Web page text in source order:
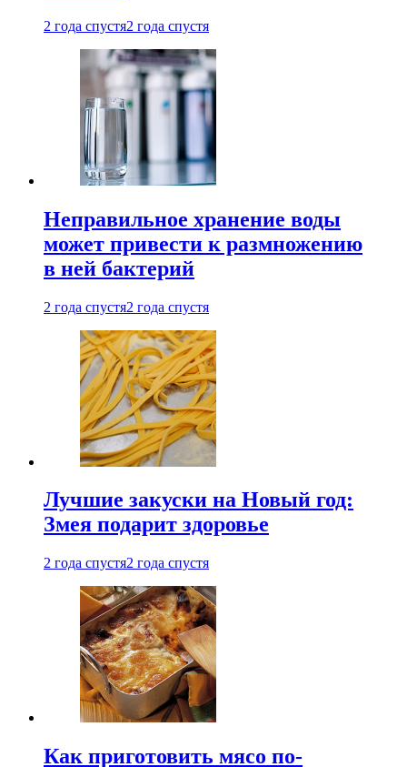
2 года спустя2 года спустя
Неправильное хранение воды
может привести к размножению
в ней бактерий
2 года спустя2 года спустя
Лучшие закуски на Новый год:
Змея подарит здоровье
2 года спустя2 года спустя
Как приготовить мясо по-